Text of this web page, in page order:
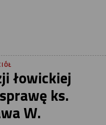
łowickiej
ks.
W.